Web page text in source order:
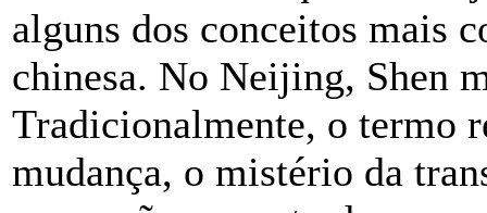
alguns dos conceitos mais
chinesa. No Neijing, Shen
Tradicionalmente, o termo
mudança, o mistério da